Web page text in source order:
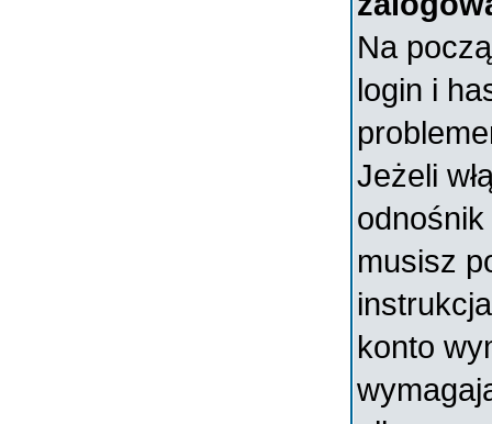
Na
login i
Jeżeli
odnośnik
musisz
konto